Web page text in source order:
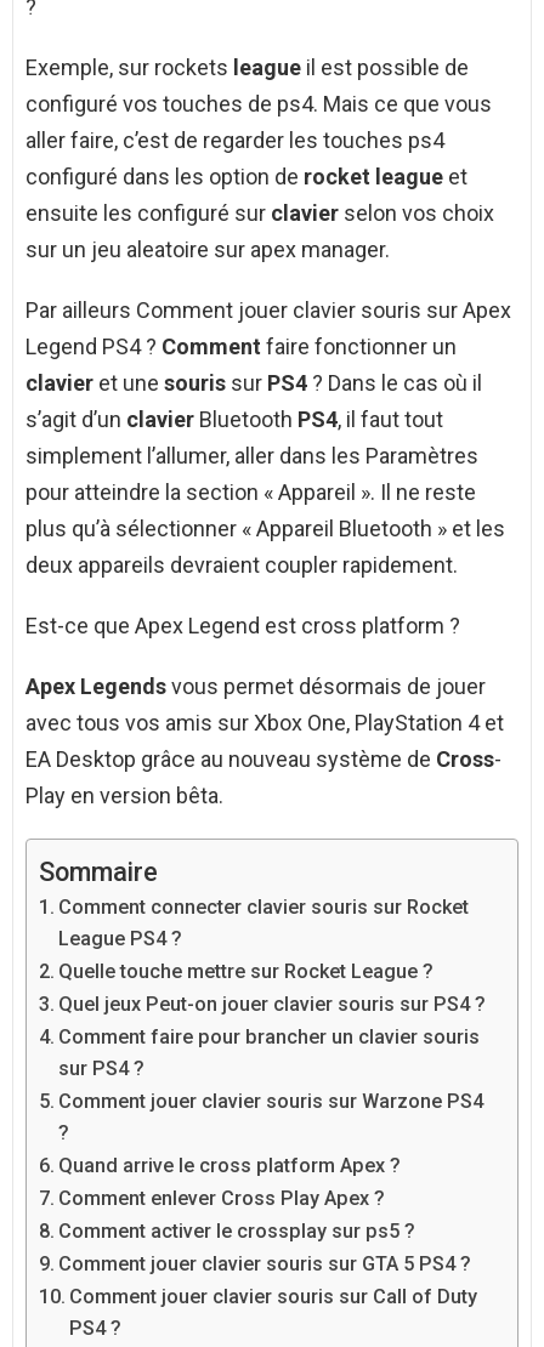
?
Exemple, sur rockets league il est possible de
configuré vos touches de ps4. Mais ce que vous
aller faire, c’est de regarder les touches ps4
configuré dans les option de rocket league et
ensuite les configuré sur clavier selon vos choix
sur un jeu aleatoire sur apex manager.
Par ailleurs Comment jouer clavier souris sur Apex
Legend PS4 ? Comment faire fonctionner un
clavier et une souris sur PS4 ? Dans le cas où il
s’agit d’un clavier Bluetooth PS4, il faut tout
simplement l’allumer, aller dans les Paramètres
pour atteindre la section « Appareil ». Il ne reste
plus qu’à sélectionner « Appareil Bluetooth » et les
deux appareils devraient coupler rapidement.
Est-ce que Apex Legend est cross platform ?
Apex Legendsvous permet désormais de jouer
avec tous vos amis sur Xbox One, PlayStation 4 et
EA Desktop grâce au nouveau système de Cross-
Play en version bêta.
Sommaire
Comment connecter clavier souris sur Rocket
League PS4 ?
Quelle touche mettre sur Rocket League ?
Quel jeux Peut-on jouer clavier souris sur PS4 ?
Comment faire pour brancher un clavier souris
sur PS4 ?
Comment jouer clavier souris sur Warzone PS4
?
Quand arrive le cross platform Apex ?
Comment enlever Cross Play Apex ?
Comment activer le crossplay sur ps5 ?
Comment jouer clavier souris sur GTA 5 PS4 ?
Comment jouer clavier souris sur Call of Duty
PS4 ?